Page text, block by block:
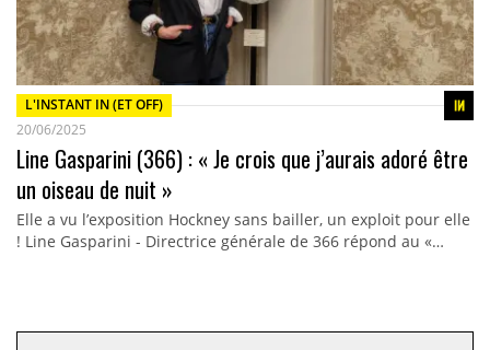
L'INSTANT IN (ET OFF)
20/06/2025
Line Gasparini (366) : « Je crois que j’aurais adoré être
un oiseau de nuit »
Elle a vu l’exposition Hockney sans bailler, un exploit pour elle
! Line Gasparini - Directrice générale de 366 répond au «…